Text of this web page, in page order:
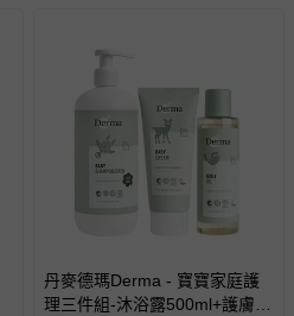
丹麥德瑪Derma - 寶寶家庭護
理三件組-沐浴露500ml+護膚霜